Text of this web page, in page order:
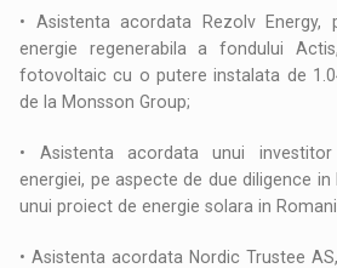
• Asistenta acordata Rezolv Energy,
energie regenerabila a fondului
fotovoltaic cu o putere instalata de
de la Monsson Group;
• Asistenta acordata unui
energiei, pe aspecte de due diligence
unui proiect de energie solara in
• Asistenta acordata Nordic Trustee